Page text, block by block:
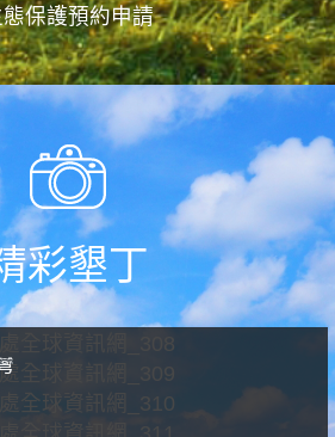
保護預約申請
彩墾丁